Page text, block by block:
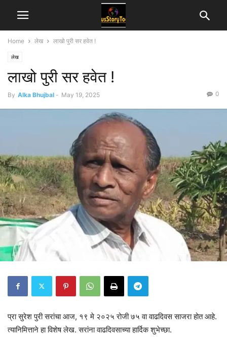
Home लेख लाखो पुरी सर हवेत !
लेख
लाखो पुरी सर हवेत !
By Alka Bhujbal - May 19, 2025 0
प्रा सुरेश पुरी सरांचा आज, १९ मे २०२५ रोजी ७५ वा वाढदिवस साजरा होत आहे.
त्यानिमित्ताने हा विशेष लेख. सरांना वाढदिवसाच्या हार्दिक शुभेच्छा.